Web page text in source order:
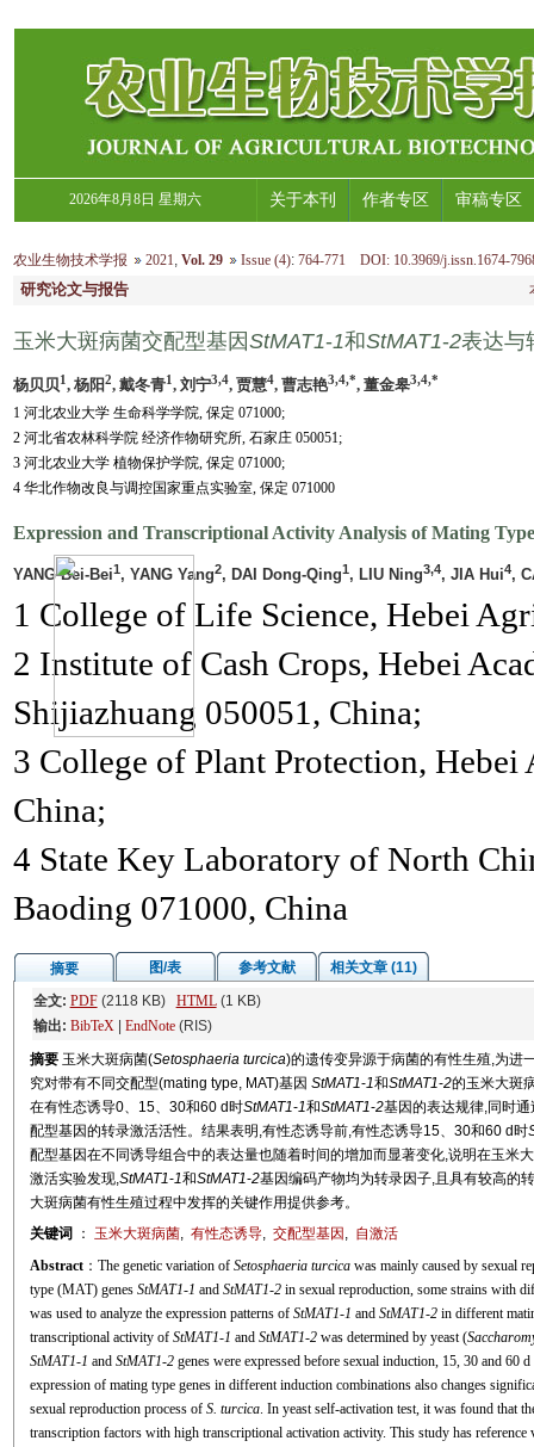
2026年8月8日 星期六 关于本刊 作者专区 审稿专区
农业生物技术学报 2021, Vol. 29 Issue (4):764-771 DOI: 10.3969/j.issn.1674-
研究论文与报告
玉米大斑病菌交配型基因StMAT1-1和StMAT1-2表达与
杨贝贝1, 杨阳2, 戴冬青1, 刘宁3,4, 贾慧4, 曹志艳3,4,*, 董金皋3,4,*
1 河北农业大学 生命科学学院, 保定 071000;
2 河北省农林科学院 经济作物研究所, 石家庄 050051;
3 河北农业大学 植物保护学院, 保定 071000;
4 华北作物改良与调控国家重点实验室, 保定 071000
Expression and Transcriptional Activity Analysis of Mating
YANG Bei-Bei1, YANG Yang2, DAI Dong-Qing1, LIU Ning3,4, JIA Hui4,
1 College of Life Science, Hebei
2 Institute of Cash Crops, Hebei
Shijiazhuang 050051, China;
3 College of Plant Protection,
China;
4 State Key Laboratory of North
Baoding 071000, China
摘要 图/表 参考文献
相关文章 (11)
全文: PDF(2118 KB) HTML(1 KB)
输出: BibTeX| EndNote(RIS)
摘要 玉米大斑病菌(Setosphaeria turcica)的遗传变异源于病菌的有性生殖,为进
究对带有不同交配型(mating type, MAT)基因 StMAT1-1和StMAT1-2的玉米大斑
在有性态诱导0、15、30和60 d时StMAT1-1和StMAT1-2基因的表达规律,同时通
配型基因的转录激活活性。结果表明,有性态诱导前,有性态诱导15、30和60 d时
配型基因在不同诱导组合中的表达量也随着时间的增加而显著变化,说明在玉米
激活实验发现,StMAT1-1和StMAT1-2基因编码产物均为转录因子,且具有较高的
大斑病菌有性生殖过程中发挥的关键作用提供参考。
关键词
： 玉米大斑病菌, 有性态诱导, 交配型基因 , 自激活
Abstract：The genetic variation of Setosphaeria turcicawas mainly caused by sexual
type (MAT) genes StMAT1-1 and StMAT1-2in sexual reproduction, some strains with
was used to analyze the expression patterns of StMAT1-1 and StMAT1-2in different
transcriptional activity of StMAT1-1 and StMAT1-2was determined by yeast (
StMAT1-1 and StMAT1-2genes were expressed before sexual induction, 15, 30 and 60
expression of mating type genes in different induction combinations also changes
sexual reproduction process of S. turcica. In yeast self-activation test, it was found that
transcription factors with high transcriptional activation activity. This study has